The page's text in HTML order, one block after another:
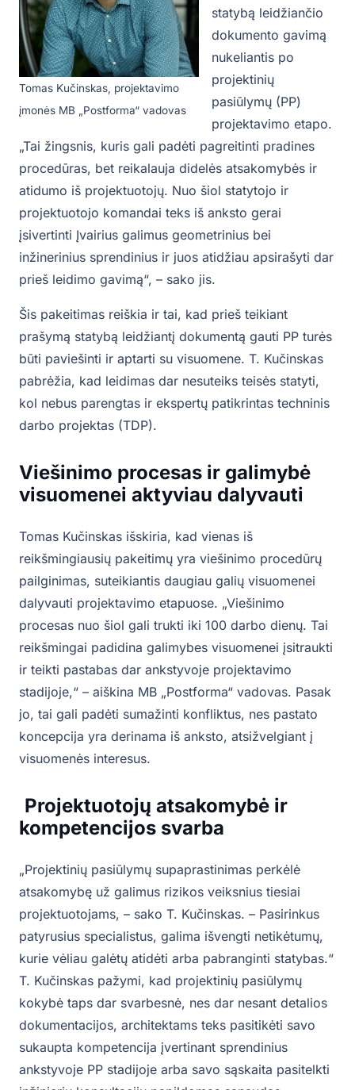
Tomas Kučinskas, projektavimo
įmonės MB „Postforma“ vadovas
statybą leidžiančio
dokumento gavimą
nukeliantis po
projektinių
pasiūlymų (PP)
projektavimo etapo.
„Tai žingsnis, kuris gali padėti pagreitinti pradines
procedūras, bet reikalauja didelės atsakomybės ir
atidumo iš projektuotojų. Nuo šiol statytojo ir
projektuotojo komandai teks iš anksto gerai
įsivertinti Įvairius galimus geometrinius bei
inžinerinius sprendinius ir juos atidžiau apsirašyti dar
prieš leidimo gavimą“, – sako jis.
Šis pakeitimas reiškia ir tai, kad prieš teikiant
prašymą statybą leidžiantį dokumentą gauti PP turės
būti paviešinti ir aptarti su visuomene. T. Kučinskas
pabrėžia, kad leidimas dar nesuteiks teisės statyti,
kol nebus parengtas ir ekspertų patikrintas techninis
darbo projektas (TDP).
Viešinimo procesas ir galimybė
visuomenei aktyviau dalyvauti
Tomas Kučinskas išskiria, kad vienas iš
reikšmingiausių pakeitimų yra viešinimo procedūrų
pailginimas, suteikiantis daugiau galių visuomenei
dalyvauti projektavimo etapuose. „Viešinimo
procesas nuo šiol gali trukti iki 100 darbo dienų. Tai
reikšmingai padidina galimybes visuomenei įsitraukti
ir teikti pastabas dar ankstyvoje projektavimo
stadijoje,“ – aiškina MB „Postforma“ vadovas. Pasak
jo, tai gali padėti sumažinti konfliktus, nes pastato
koncepcija yra derinama iš anksto, atsižvelgiant į
visuomenės interesus.
Projektuotojų atsakomybė ir
kompetencijos svarba
„Projektinių pasiūlymų supaprastinimas perkėlė
atsakomybę už galimus rizikos veiksnius tiesiai
projektuotojams, – sako T. Kučinskas. – Pasirinkus
patyrusius specialistus, galima išvengti netikėtumų,
kurie vėliau galėtų atidėti arba pabranginti statybas.“
T. Kučinskas pažymi, kad projektinių pasiūlymų
kokybė taps dar svarbesnė, nes dar nesant detalios
dokumentacijos, architektams teks pasitikėti savo
sukaupta kompetencija įvertinant sprendinius
ankstyvoje PP stadijoje arba savo sąskaita pasitelkti